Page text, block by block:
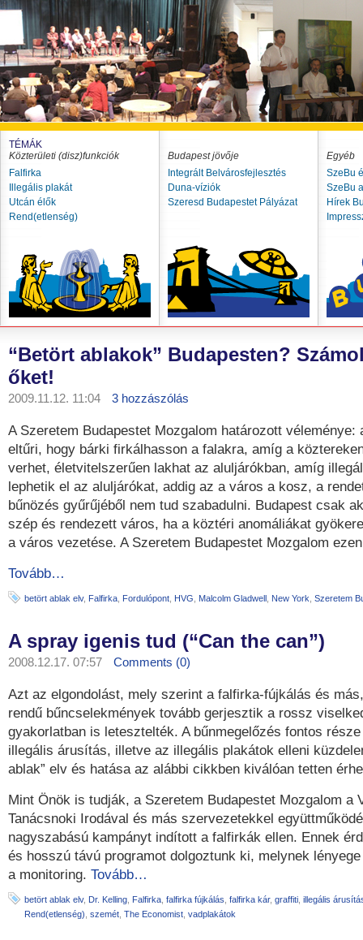
TÉMÁK
Közterületi (disz)funkciók
Falfirka
Illegális plakát
Utcán élők
Rend(etlenség)
Budapest jövője
Integrált Belvárosfejlesztés
Duna-víziók
Szeresd Budapestet Pályázat
Egyéb
SzeBu
SzeBu
Hírek
“Betört ablakok” Budapesten?
őket!
2009.11.12. 11:04 3 hozzászólás
A Szeretem Budapestet Mozgalom határozott véleménye:
eltűri, hogy bárki firkálhasson a falakra, amíg a
verhet, életvitelszerűen lakhat az aluljárókban, amíg
lephetik el az aluljárókat, addig az a város a kosz, a
bűnözés gyűrűjéből nem tud szabadulni. Budapest csak
szép és rendezett város, ha a köztéri anomáliákat
a város vezetése. A Szeretem Budapestet Mozgalom
Tovább…
betört ablak elv, Falfirka Fordulópont HVG Malcolm Gladwell New York Szeretem
A spray igenis tud (“Can the can”)
2008.12.17. 07:57 Comments (0)
Azt az elgondolást, mely szerint a falfirka-fújkálás és más,
rendű bűncselekmények tovább gerjesztik a rossz
gyakorlatban is letesztelték. A bűnmegelőzés fontos
illegális árusítás, illetve az illegális plakátok elleni
ablak” elv és hatása az alábbi cikkben kiválóan tetten
Mint Önök is tudják, a Szeretem Budapestet Mozgalom a
Tanácsnoki Irodával és más szervezetekkel
nagyszabású kampányt indított a falfirkák ellen. Ennek
és hosszú távú programot dolgoztunk ki, melynek
a monitoring. Tovább…
betört ablak elv, Dr. Kelling Falfirka falfirka fújkálás falfirka kár, graffiti illegális
Rend(etlenség) szemét The Economist vadplakátok